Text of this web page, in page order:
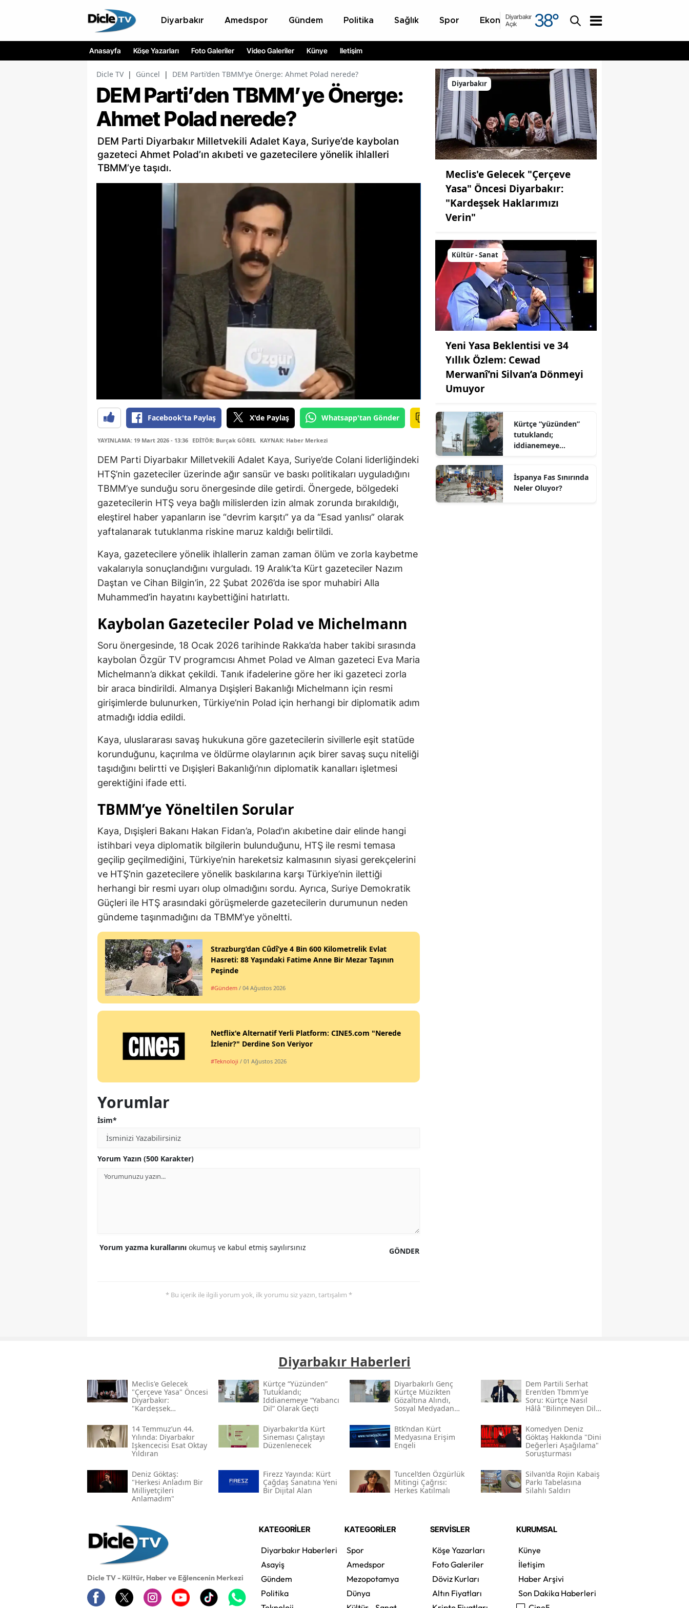
Diyarbakır Amedspor Gündem Politika Sağlık Spor Ekonomi Asayiş
Diyarbakır
Açık
38°
Anasayfa Köşe Yazarları Foto Galeriler Video Galeriler Künye İletişim
Dicle TV | Güncel | DEM Parti’den TBMM’ye Önerge: Ahmet Polad nerede?
DEM Parti’den TBMM’ye Önerge:
Ahmet Polad nerede?
DEM Parti Diyarbakır Milletvekili Adalet Kaya, Suriye’de kaybolan
gazeteci Ahmet Polad’ın akıbeti ve gazetecilere yönelik ihlalleri
TBMM’ye taşıdı.
Facebook'ta Paylaş X'de Paylaş Whatsapp'tan Gönder
YAYINLAMA: 19 Mart 2026 - 13:36 EDİTÖR: Burçak GÖREL KAYNAK: Haber Merkezi
DEM Parti Diyarbakır Milletvekili Adalet Kaya, Suriye’de Colani liderliğindeki
HTŞ’nin gazeteciler üzerinde ağır sansür ve baskı politikaları uyguladığını
TBMM’ye sunduğu soru önergesinde dile getirdi. Önergede, bölgedeki
gazetecilerin HTŞ veya bağlı milislerden izin almak zorunda bırakıldığı,
eleştirel haber yapanların ise “devrim karşıtı” ya da “Esad yanlısı” olarak
yaftalanarak tutuklanma riskine maruz kaldığı belirtildi.
Kaya, gazetecilere yönelik ihlallerin zaman zaman ölüm ve zorla kaybetme
vakalarıyla sonuçlandığını vurguladı. 19 Aralık’ta Kürt gazeteciler Nazım
Daştan ve Cihan Bilgin’in, 22 Şubat 2026’da ise spor muhabiri Alla
Muhammed’in hayatını kaybettiğini hatırlattı.
Kaybolan Gazeteciler Polad ve Michelmann
Soru önergesinde, 18 Ocak 2026 tarihinde Rakka’da haber takibi sırasında
kaybolan Özgür TV programcısı Ahmet Polad ve Alman gazeteci Eva Maria
Michelmann’a dikkat çekildi. Tanık ifadelerine göre her iki gazeteci zorla
bir araca bindirildi. Almanya Dışişleri Bakanlığı Michelmann için resmi
girişimlerde bulunurken, Türkiye’nin Polad için herhangi bir diplomatik adım
atmadığı iddia edildi.
Kaya, uluslararası savaş hukukuna göre gazetecilerin sivillerle eşit statüde
korunduğunu, kaçırılma ve öldürme olaylarının açık birer savaş suçu niteliği
taşıdığını belirtti ve Dışişleri Bakanlığı’nın diplomatik kanalları işletmesi
gerektiğini ifade etti.
TBMM’ye Yöneltilen Sorular
Kaya, Dışişleri Bakanı Hakan Fidan’a, Polad’ın akıbetine dair elinde hangi
istihbari veya diplomatik bilgilerin bulunduğunu, HTŞ ile resmi temasa
geçilip geçilmediğini, Türkiye’nin hareketsiz kalmasının siyasi gerekçelerini
ve HTŞ’nin gazetecilere yönelik baskılarına karşı Türkiye’nin ilettiği
herhangi bir resmi uyarı olup olmadığını sordu. Ayrıca, Suriye Demokratik
Güçleri ile HTŞ arasındaki görüşmelerde gazetecilerin durumunun neden
gündeme taşınmadığını da TBMM’ye yöneltti.
Strazburg’dan Cûdî’ye 4 Bin 600 Kilometrelik Evlat
Hasreti: 88 Yaşındaki Fatime Anne Bir Mezar Taşının
Peşinde
#Gündem / 04 Ağustos 2026
Netflix'e Alternatif Yerli Platform: CINE5.com "Nerede
İzlenir?" Derdine Son Veriyor
#Teknoloji / 01 Ağustos 2026
Yorumlar
İsim*
Yorum Yazın (500 Karakter)
GÖNDER
Yorum yazma kurallarını okumuş ve kabul etmiş sayılırsınız
* Bu içerik ile ilgili yorum yok, ilk yorumu siz yazın, tartışalım *
Diyarbakır
Meclis'e Gelecek "Çerçeve
Yasa" Öncesi Diyarbakır:
"Kardeşsek Haklarımızı
Verin"
Kültür - Sanat
Yeni Yasa Beklentisi ve 34
Yıllık Özlem: Cewad
Merwanî’ni Silvan’a Dönmeyi
Umuyor
Kürtçe “yüzünden”
tutuklandı;
iddianemeye
İspanya Fas Sınırında
Neler Oluyor?
Diyarbakır Haberleri
Meclis'e Gelecek
"çerçeve Yasa" Öncesi
Diyarbakır:
"kardeşsek
Kürtçe “yüzünden”
Tutuklandı;
Iddianemeye “yabancı
Dil” Olarak Geçti
Diyarbakırlı Genç
Kürtçe Müzikten
Gözaltına Alındı,
Sosyal Medyadan
Dem Partili Serhat
Eren’den Tbmm'ye
Soru: Kürtçe Nasıl
Hâlâ "bilinmeyen Dil"
Gerekçesi Nedir?"
14 Temmuz’un 44.
Yılında: Diyarbakır
Işkencecisi Esat Oktay
Yıldıran
Diyarbakır’da Kürt
Sineması Çalıştayı
Düzenlenecek
Btk’ndan Kürt
Medyasına Erişim
Engeli
Komedyen Deniz
Göktaş Hakkında "dini
Değerleri Aşağılama"
Soruşturması
Deniz Göktaş:
"herkesi Anladım Bir
Milliyetçileri
Anlamadım"
Firezz Yayında: Kürt
Çağdaş Sanatına Yeni
Bir Dijital Alan
Tuncel’den Özgürlük
Mitingi Çağrısı:
Herkes Katılmalı
Silvan’da Rojin Kabaiş
Parkı Tabelasına
Silahlı Saldırı
Dicle TV - Kültür, Haber ve Eğlencenin Merkezi
KATEGORİLER
Diyarbakır Haberleri
Asayiş
Gündem
Politika
KATEGORİLER
Spor
Amedspor
Mezopotamya
Dünya
SERVİSLER
Köşe Yazarları
Foto Galeriler
Döviz Kurları
Altın Fiyatları
KURUMSAL
Künye
İletişim
Haber Arşivi
Son Dakika Haberleri